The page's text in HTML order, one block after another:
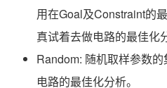
用在Goal及Constraint的
真试着去做电路的最佳化
Random: 随机取样参数
电路的最佳化分析。